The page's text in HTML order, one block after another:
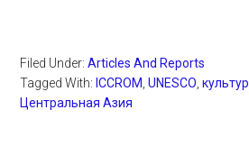
Filed Under:Articles And Reports
Tagged With: ICCROM ,UNESCO ,
Центральная Азия